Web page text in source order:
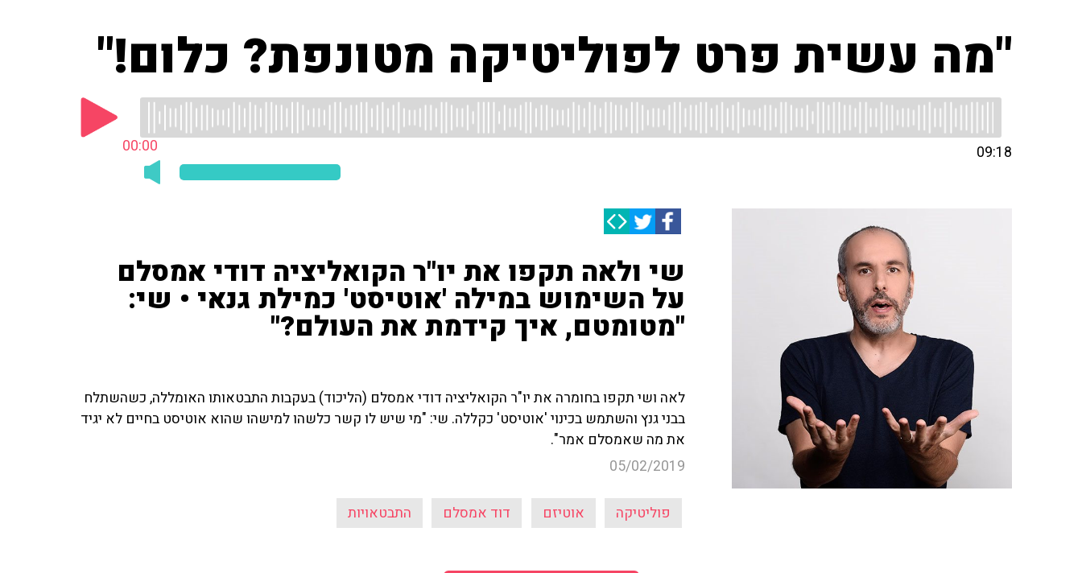
"מה עשית פרט לפוליטיקה מטונפת? כלום!"
00:00 09:18
שי ולאה תקפו את יו"ר הקואליציה דודי אמסלם
על השימוש במילה 'אוטיסט' כמילת גנאי • שי:
"מטומטם, איך קידמת את העולם?"
לאה ושי תקפו בחומרה את יו"ר הקואליציה דודי אמסלם (הליכוד) בעקבות התבטאותו האומללה, כשהשתלח
בבני גנץ והשתמש בכינוי 'אוטיסט' כקללה. שי: "מי שיש לו קשר כלשהו למישהו שהוא אוטיסט בחיים לא יגיד
את מה שאמסלם אמר".
05/02/2019
פוליטיקה אוטיזם דוד אמסלם התבטאויות